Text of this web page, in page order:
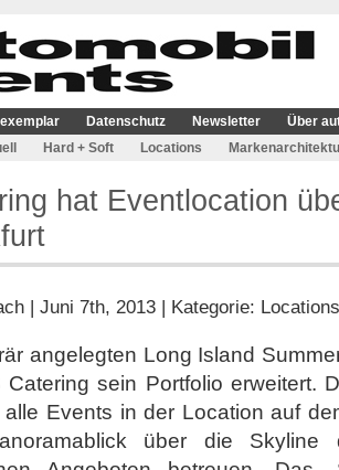
Datenschutz Newsletter
Über
Hard + Soft Locations
hat Eventlocation
| Juni 7th, 2013 | Kategorie: Locations
angelegten Long Island
sein Portfolio erweitert.
Events in der Location auf
über die Skyline